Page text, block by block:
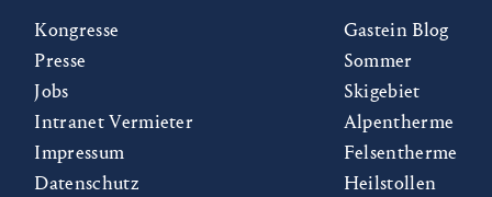
Kongresse
Presse
Jobs
Intranet Vermieter
Impressum
Datenschutz
Gastein Blog
Sommer
Skigebiet
Alpentherme
Felsentherme
Heilstollen